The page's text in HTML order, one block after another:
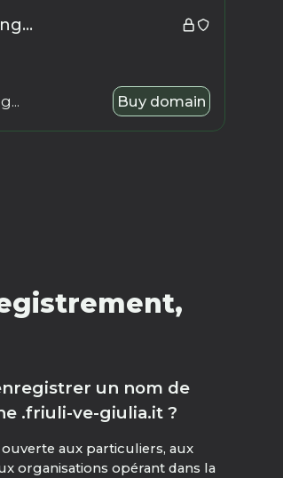
Buy domain
un nom de
.friuli-ve-giulia.it ?
aux particuliers, aux
organisations opérant dans la